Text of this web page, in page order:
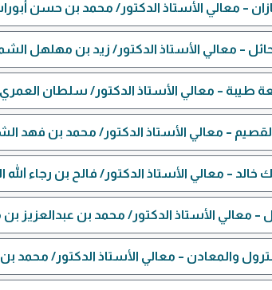
– معالي الأستاذ الدكتور/ محمد بن حسن
– معالي الأستاذ الدكتور/ زيد بن مهلهل
طيبة – معالي الأستاذ الدكتور/ سلطان العمري
– معالي الأستاذ الدكتور/ محمد بن فهد
– معالي الأستاذ الدكتور/ فالح بن رجاء الله
معالي الأستاذ الدكتور/ محمد بن عبدالعزيز
والمعادن – معالي الأستاذ الدكتور/